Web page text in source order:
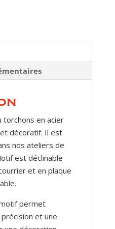
torchons en acier
décoratif. Il est
nos ateliers de
est déclinable
et en plaque
permet
et une